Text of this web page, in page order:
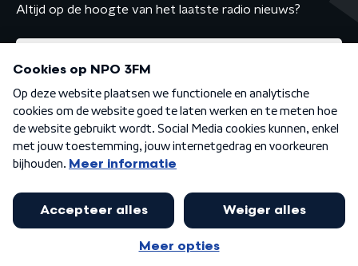
Altijd op de hoogte van het laatste radio nieuws?
Algemene voorwaarden Privacybeleid